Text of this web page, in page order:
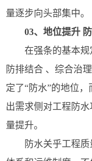
量逐步向头部集中。
03、地位提升
在强条的基本规定
防排结合 、综合治
定了“防水”的地位
出需求侧对工程防
量提升。
防水关乎工程质